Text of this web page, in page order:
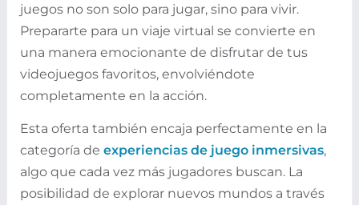
juegos no son solo para jugar, sino para vivir.
Prepararte para un viaje virtual se convierte en
una manera emocionante de disfrutar de tus
videojuegos favoritos, envolviéndote
completamente en la acción.
Esta oferta también encaja perfectamente en la
categoría de experiencias de juego inmersivas,
algo que cada vez más jugadores buscan. La
posibilidad de explorar nuevos mundos a través